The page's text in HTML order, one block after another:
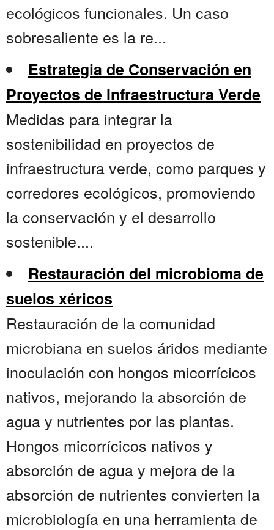
ecológicos funcionales. Un caso
sobresaliente es la re...
Estrategia de Conservación en
Proyectos de Infraestructura Verde
Medidas para integrar la
sostenibilidad en proyectos de
infraestructura verde, como parques y
corredores ecológicos, promoviendo
la conservación y el desarrollo
sostenible....
Restauración del microbioma de
suelos xéricos
Restauración de la comunidad
microbiana en suelos áridos mediante
inoculación con hongos micorrícicos
nativos, mejorando la absorción de
agua y nutrientes por las plantas.
Hongos micorrícicos nativos y
absorción de agua y mejora de la
absorción de nutrientes convierten la
microbiología en una herramienta de